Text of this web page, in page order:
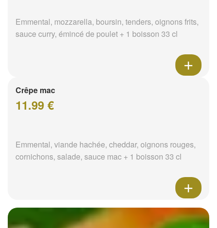
Emmental, mozzarella, boursin, tenders, oignons frits,
sauce curry, émincé de poulet + 1 boisson 33 cl
Crêpe mac
11.99 €
Emmental, viande hachée, cheddar, oignons rouges,
cornichons, salade, sauce mac + 1 boisson 33 cl